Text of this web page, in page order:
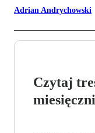
Adrian Andrychowski
Czytaj